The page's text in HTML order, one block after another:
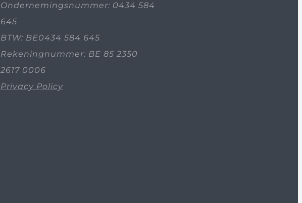
Ondernemingsnummer: 0434 584
645
BTW: BE0434 584 645
Rekeningnummer: BE 85 2350
2617 0006
Privacy Policy